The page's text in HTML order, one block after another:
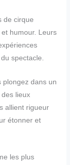
de cirque
humour. Leurs
spectacle.
plongez dans un
lieux
allient rigueur
étonner et
les plus